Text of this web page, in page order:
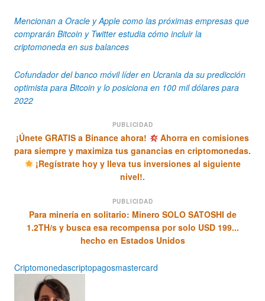
Mencionan a Oracle y Apple como las próximas empresas que
comprarán Bitcoin y Twitter estudia cómo incluir la
criptomoneda en sus balances
Cofundador del banco móvil líder en Ucrania da su predicción
optimista para Bitcoin y lo posiciona en 100 mil dólares para
2022
PUBLICIDAD
¡Únete GRATIS a Binance ahora!
Ahorra en comisiones
para siempre y maximiza tus ganancias en criptomonedas.
¡Regístrate hoy y lleva tus inversiones al siguiente
nivel!.
PUBLICIDAD
Para minería en solitario: Minero SOLO SATOSHI de
1.2TH/s y busca esa recompensa por solo USD 199...
hecho en Estados Unidos
Criptomonedascriptopagosmastercard